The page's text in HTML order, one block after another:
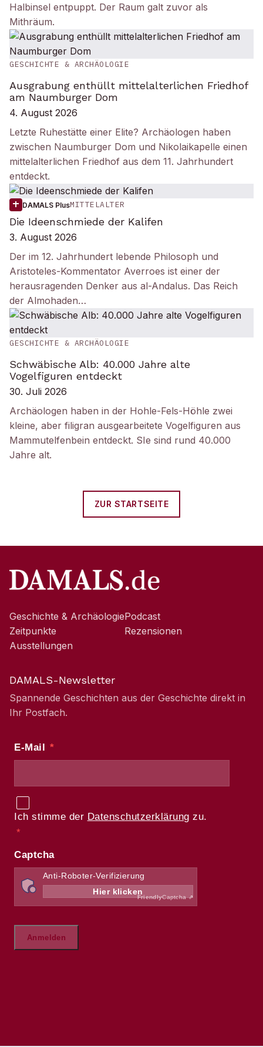
Halbinsel entpuppt. Der Raum galt zuvor als
Mithräum.
GESCHICHTE & ARCHÄOLOGIE
Ausgrabung enthüllt mittelalterlichen Friedhof
am Naumburger Dom
4. August 2026
Letzte Ruhestätte einer Elite? Archäologen haben
zwischen Naumburger Dom und Nikolaikapelle einen
mittelalterlichen Friedhof aus dem 11. Jahrhundert
entdeckt.
DAMALS PlusMITTELALTER
Die Ideenschmiede der Kalifen
3. August 2026
Der im 12. Jahrhundert lebende Philosoph und
Aristoteles-Kommentator Averroes ist einer der
herausragenden Denker aus al-Andalus. Das Reich
der Almohaden…
GESCHICHTE & ARCHÄOLOGIE
Schwäbische Alb: 40.000 Jahre alte
Vogelfiguren entdeckt
30. Juli 2026
Archäologen haben in der Hohle-Fels-Höhle zwei
kleine, aber filigran ausgearbeitete Vogelfiguren aus
Mammutelfenbein entdeckt. SIe sind rund 40.000
Jahre alt.
ZUR STARTSEITE
Geschichte & Archäologie
Zeitpunkte
Ausstellungen
Podcast
Rezensionen
DAMALS-Newsletter
Spannende Geschichten aus der Geschichte direkt in
Ihr Postfach.